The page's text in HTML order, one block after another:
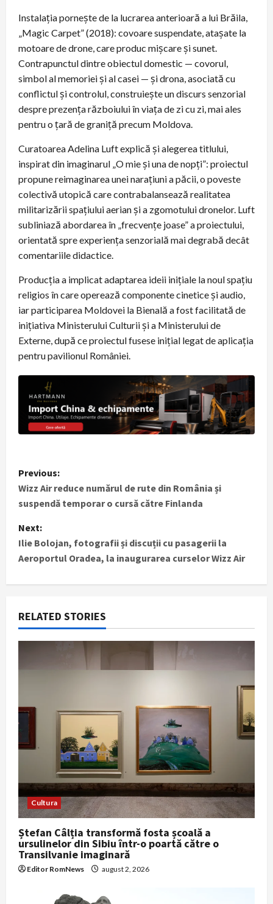
Instalaţia porneşte de la lucrarea anterioară a lui Brăila,
„Magic Carpet” (2018): covoare suspendate, ataşate la
motoare de drone, care produc mişcare şi sunet.
Contrapunctul dintre obiectul domestic — covorul,
simbol al memoriei şi al casei — şi drona, asociată cu
conflictul şi controlul, construieşte un discurs senzorial
despre prezenţa războiului în viaţa de zi cu zi, mai ales
pentru o ţară de graniţă precum Moldova.
Curatoarea Adelina Luft explică şi alegerea titlului,
inspirat din imaginarul „O mie şi una de nopţi”: proiectul
propune reimaginarea unei naraţiuni a păcii, o poveste
colectivă utopică care contrabalansează realitatea
militarizării spaţiului aerian şi a zgomotului dronelor. Luft
subliniază abordarea în „frecvenţe joase” a proiectului,
orientată spre experienţa senzorială mai degrabă decât
comentariile didactice.
Producţia a implicat adaptarea ideii iniţiale la noul spaţiu
religios în care operează componente cinetice şi audio,
iar participarea Moldovei la Bienală a fost facilitată de
iniţiativa Ministerului Culturii şi a Ministerului de
Externe, după ce proiectul fusese iniţial legat de aplicaţia
pentru pavilionul României.
P
o
s
t
v
i
g
t
i
n
Previous:
Wizz Air reduce numărul de rute din România și
suspendă temporar o cursă către Finlanda
Next:
Ilie Bolojan, fotografii și discuții cu pasagerii la
Aeroportul Oradea, la inaugurarea curselor Wizz Air
RELATED STORIES
Cultura
Ștefan Câlția transformă fosta școală a
ursulinelor din Sibiu într-o poartă către o
Transilvanie imaginară
Editor RomNews august 2, 2026